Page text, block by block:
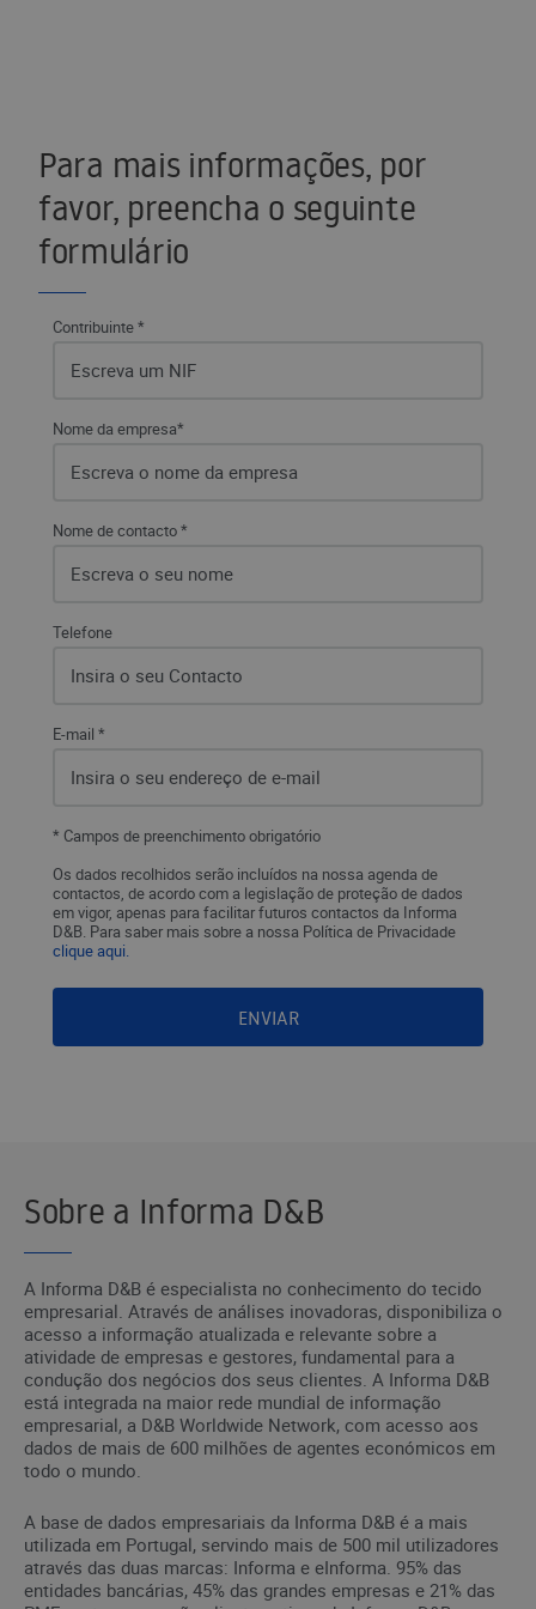
Para mais informações, por
favor, preencha o seguinte
formulário
Contribuinte *
Nome da empresa*
Nome de contacto *
Telefone
E-mail *
* Campos de preenchimento obrigatório
Os dados recolhidos serão incluídos na nossa agenda de
contactos, de acordo com a legislação de proteção de dados
em vigor, apenas para facilitar futuros contactos da Informa
D&B. Para saber mais sobre a nossa Política de Privacidade
clique aqui.
Sobre a Informa D&B
A Informa D&B é especialista no conhecimento do tecido
empresarial. Através de análises inovadoras, disponibiliza o
acesso a informação atualizada e relevante sobre a
atividade de empresas e gestores, fundamental para a
condução dos negócios dos seus clientes. A Informa D&B
está integrada na maior rede mundial de informação
empresarial, a D&B Worldwide Network, com acesso aos
dados de mais de 600 milhões de agentes económicos em
todo o mundo.
A base de dados empresariais da Informa D&B é a mais
utilizada em Portugal, servindo mais de 500 mil utilizadores
através das duas marcas: Informa e eInforma. 95% das
entidades bancárias, 45% das grandes empresas e 21% das